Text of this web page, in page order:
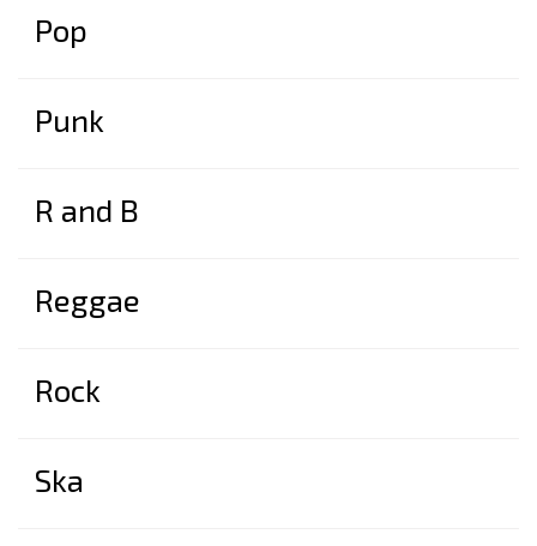
Pop
Punk
R and B
Reggae
Rock
Ska